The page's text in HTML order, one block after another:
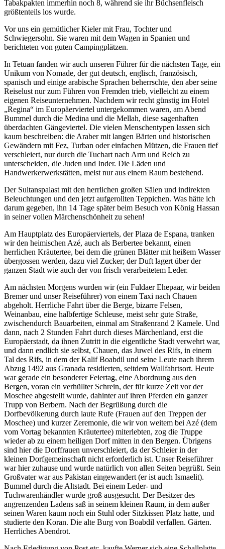
Tabakpakten immerhin noch 8, während sie ihr Büchsenfleisch
größtenteils los wurde.
Vor uns ein gemütlicher Kieler mit Frau, Tochter und
Schwiegersohn. Sie waren mit dem Wagen in Spanien und
berichteten von guten Campingplätzen.
In Tetuan fanden wir auch unseren Führer für die nächsten Tage, ein
Unikum von Nomade, der gut deutsch, englisch, französisch,
spanisch und einige arabische Sprachen beherrschte, den aber seine
Reiselust nur zum Führen von Fremden trieb, vielleicht zu einem
eigenen Reiseunternehmen. Nachdem wir recht günstig im Hotel
Regina
im Europäerviertel untergekommen waren, am Abend
Bummel durch die Medina und die Mellah, diese sagenhaften
überdachten Gängeviertel. Die vielen Menschentypen lassen sich
kaum beschreiben: die Araber mit langen Bärten und historischen
Gewändern mit Fez, Turban oder einfachen Mützen, die Frauen tief
verschleiert, nur durch die Tuchart nach Arm und Reich zu
unterscheiden, die Juden und Inder. Die Läden und
Handwerkerwerkstätten, meist nur aus einem Raum bestehend.
Der Sultanspalast mit den herrlichen großen Sälen und indirekten
Beleuchtungen und den jetzt aufgerollten Teppichen. Was hätte ich
darum gegeben, ihn 14 Tage später beim Besuch von König Hassan
in seiner vollen Märchenschönheit zu sehen!
Am Hauptplatz des Europäerviertels, der Plaza de Espana, tranken
wir den heimischen Azé, auch als Berbertee bekannt, einen
herrlichen Kräutertee, bei dem die grünen Blätter mit heißem Wasser
übergossen werden, dazu viel Zucker; der Duft lagert über der
ganzen Stadt wie auch der von frisch verarbeitetem Leder.
Am nächsten Morgens wurden wir (ein Fuldaer Ehepaar, wir beiden
Bremer und unser Reiseführer) von einem Taxi nach Chauen
abgeholt. Herrliche Fahrt über die Berge, bizarre Felsen,
Weinanbau, eine halbfertige Schleuse, meist sehr gute Straße,
zwischendurch Bauarbeiten, einmal am Straßenrand 2 Kamele. Und
dann, nach 2 Stunden Fahrt durch dieses Märchenland, erst die
Europäerstadt, da ihnen Zutritt in die eigentliche Stadt verwehrt war,
und dann endlich sie selbst, Chauen, das Juwel des Rifs, in einem
Tal des Rifs, in dem der Kalif Boabdil und seine Leute nach ihrem
Abzug 1492 aus Granada residierten, seitdem Wallfahrtsort. Heute
war gerade ein besonderer Feiertag, eine Abordnung aus den
Bergen, voran ein verhüllter Schrein, der für kurze Zeit vor der
Moschee abgestellt wurde, dahinter auf ihren Pferden ein ganzer
Trupp von Berbern. Nach der Begrüßung durch die
Dorfbevölkerung durch laute Rufe (Frauen auf den Treppen der
Moschee) und kurzer Zeremonie, die wir von weitem bei Azé (dem
vom Vortag bekannten Kräutertee) miterlebten, zog die Truppe
wieder ab zu einem heiligen Dorf mitten in den Bergen. Übrigens
sind hier die Dorffrauen unverschleiert, da der Schleier in der
kleinen Dorfgemeinschaft nicht erforderlich ist. Unser Reiseführer
war hier zuhause und wurde natürlich von allen Seiten begrüßt. Sein
Großvater war aus Pakistan eingewandert (er ist auch Ismaelit).
Bummel durch die Altstadt. Bei einem Leder- und
Tuchwarenhändler wurde groß ausgesucht. Der Besitzer des
angrenzenden Ladens saß in seinem kleinen Raum, in dem außer
seinen Waren kaum noch ein Stuhl oder Sitzkissen Platz hatte, und
studierte den Koran. Die alte Burg von Boabdil verfallen. Gärten.
Herrliches Abendrot.